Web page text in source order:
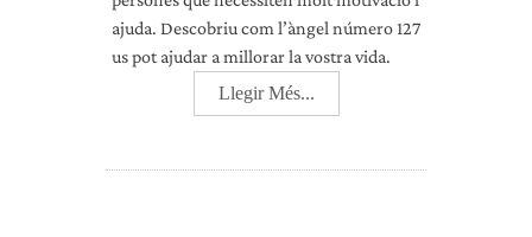
ajuda. Descobriu com l’àngel número 127
us pot ajudar a millorar la vostra vida.
Llegir Més...